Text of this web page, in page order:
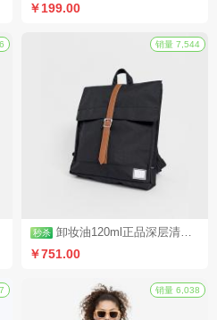
销量 4,058
￥199.00
卸妆油120ml正品深层清洁温和眼唇卸妆水去黑头（秒杀活动1）
￥751.00